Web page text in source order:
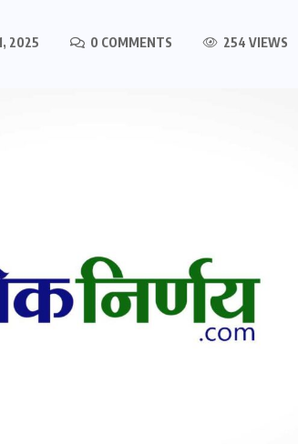
2025 0 COMMENTS 254 VIEWS